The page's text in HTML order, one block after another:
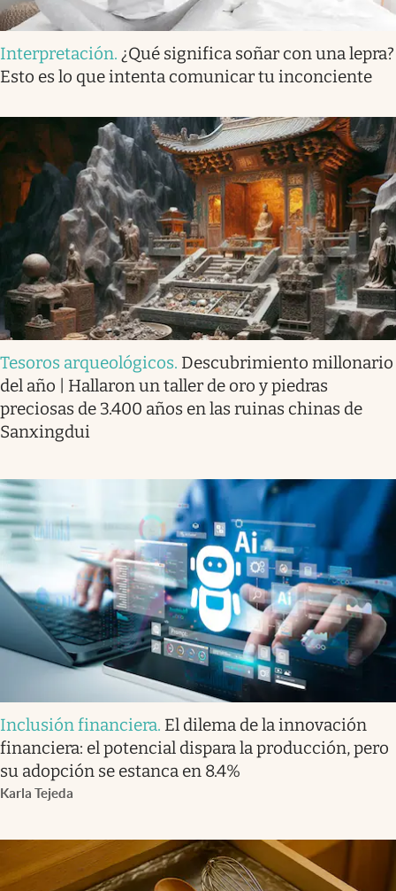
Interpretación. ¿Qué significa soñar con una lepra?
Esto es lo que intenta comunicar tu inconciente
Tesoros arqueológicos. Descubrimiento millonario
del año | Hallaron un taller de oro y piedras
preciosas de 3.400 años en las ruinas chinas de
Sanxingdui
Inclusión financiera. El dilema de la innovación
financiera: el potencial dispara la producción, pero
su adopción se estanca en 8.4%
Karla Tejeda